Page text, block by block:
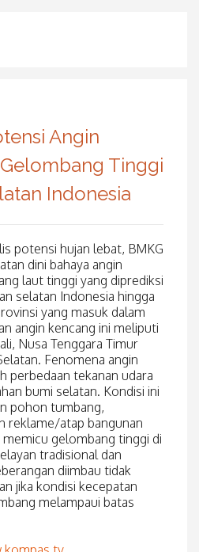
Angin
Tinggi
Indonesia
potensi hujan lebat, BMKG
dini bahaya angin
laut tinggi yang diprediksi
selatan Indonesia hingga
yang masuk dalam
angin kencang ini meliputi
Nusa Tenggara Timur
Fenomena angin
perbedaan tekanan udara
bumi selatan. Kondisi ini
pohon tumbang,
reklame/atap bangunan
gelombang tinggi di
tradisional dan
diimbau tidak
jika kondisi kecepatan
melampaui batas